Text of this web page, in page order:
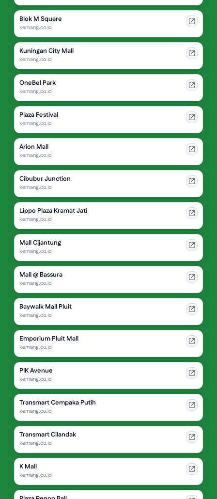
Blok M Square
kemang.co.id
Kuningan City Mall
kemang.co.id
OneBel Park
kemang.co.id
Plaza Festival
kemang.co.id
Arion Mall
kemang.co.id
Cibubur Junction
kemang.co.id
Lippo Plaza Kramat Jati
kemang.co.id
Mall Cijantung
kemang.co.id
Mall @ Bassura
kemang.co.id
Baywalk Mall Pluit
kemang.co.id
Emporium Pluit Mall
kemang.co.id
PIK Avenue
kemang.co.id
Transmart Cempaka Putih
kemang.co.id
Transmart Cilandak
kemang.co.id
K Mall
kemang.co.id